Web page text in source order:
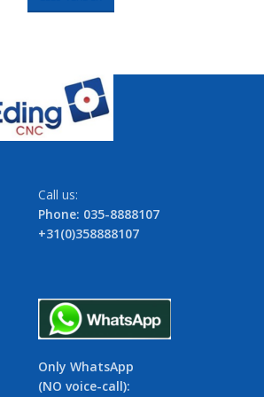
Call us:
Phone: 035-8888107
+31(0)358888107
Only WhatsApp
(NO voice-call):